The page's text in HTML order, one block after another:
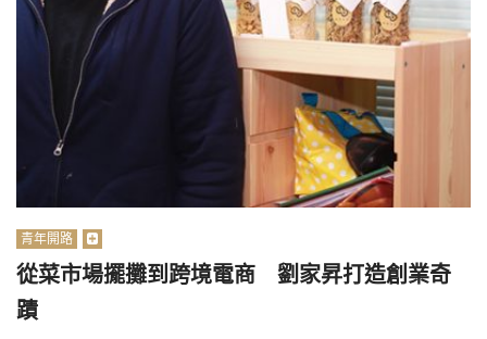
青年開路
從菜市場擺攤到跨境電商 劉家昇打造創業奇
蹟